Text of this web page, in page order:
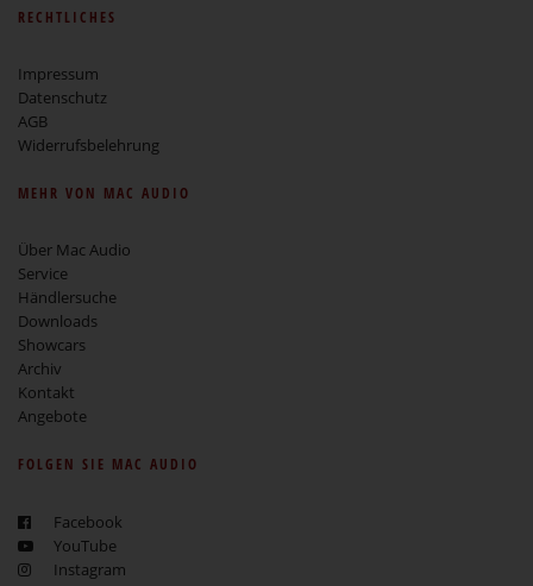
RECHTLICHES
Impressum
Datenschutz
AGB
Widerrufsbelehrung
MEHR VON MAC AUDIO
Über Mac Audio
Service
Händlersuche
Downloads
Showcars
Archiv
Kontakt
Angebote
FOLGEN SIE MAC AUDIO
Facebook
YouTube
Instagram